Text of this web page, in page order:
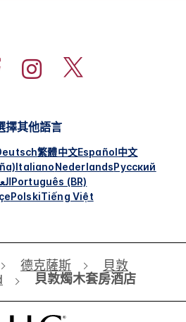
擇其他語言
繁體中文Español中文
ItalianoNederlandsРусский
Português (BR)
PolskiTiếng Việt
德克薩斯
貝敦
貝敦燭木套房酒店